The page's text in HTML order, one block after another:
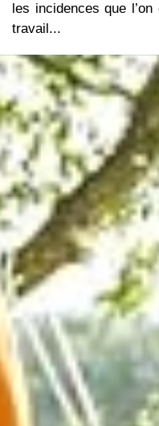
les incidences que
travail...